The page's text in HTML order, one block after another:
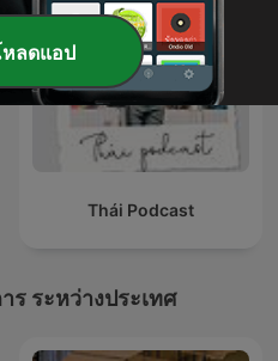
Thái Podcast
ระหว่างประเทศ
ลดแอป